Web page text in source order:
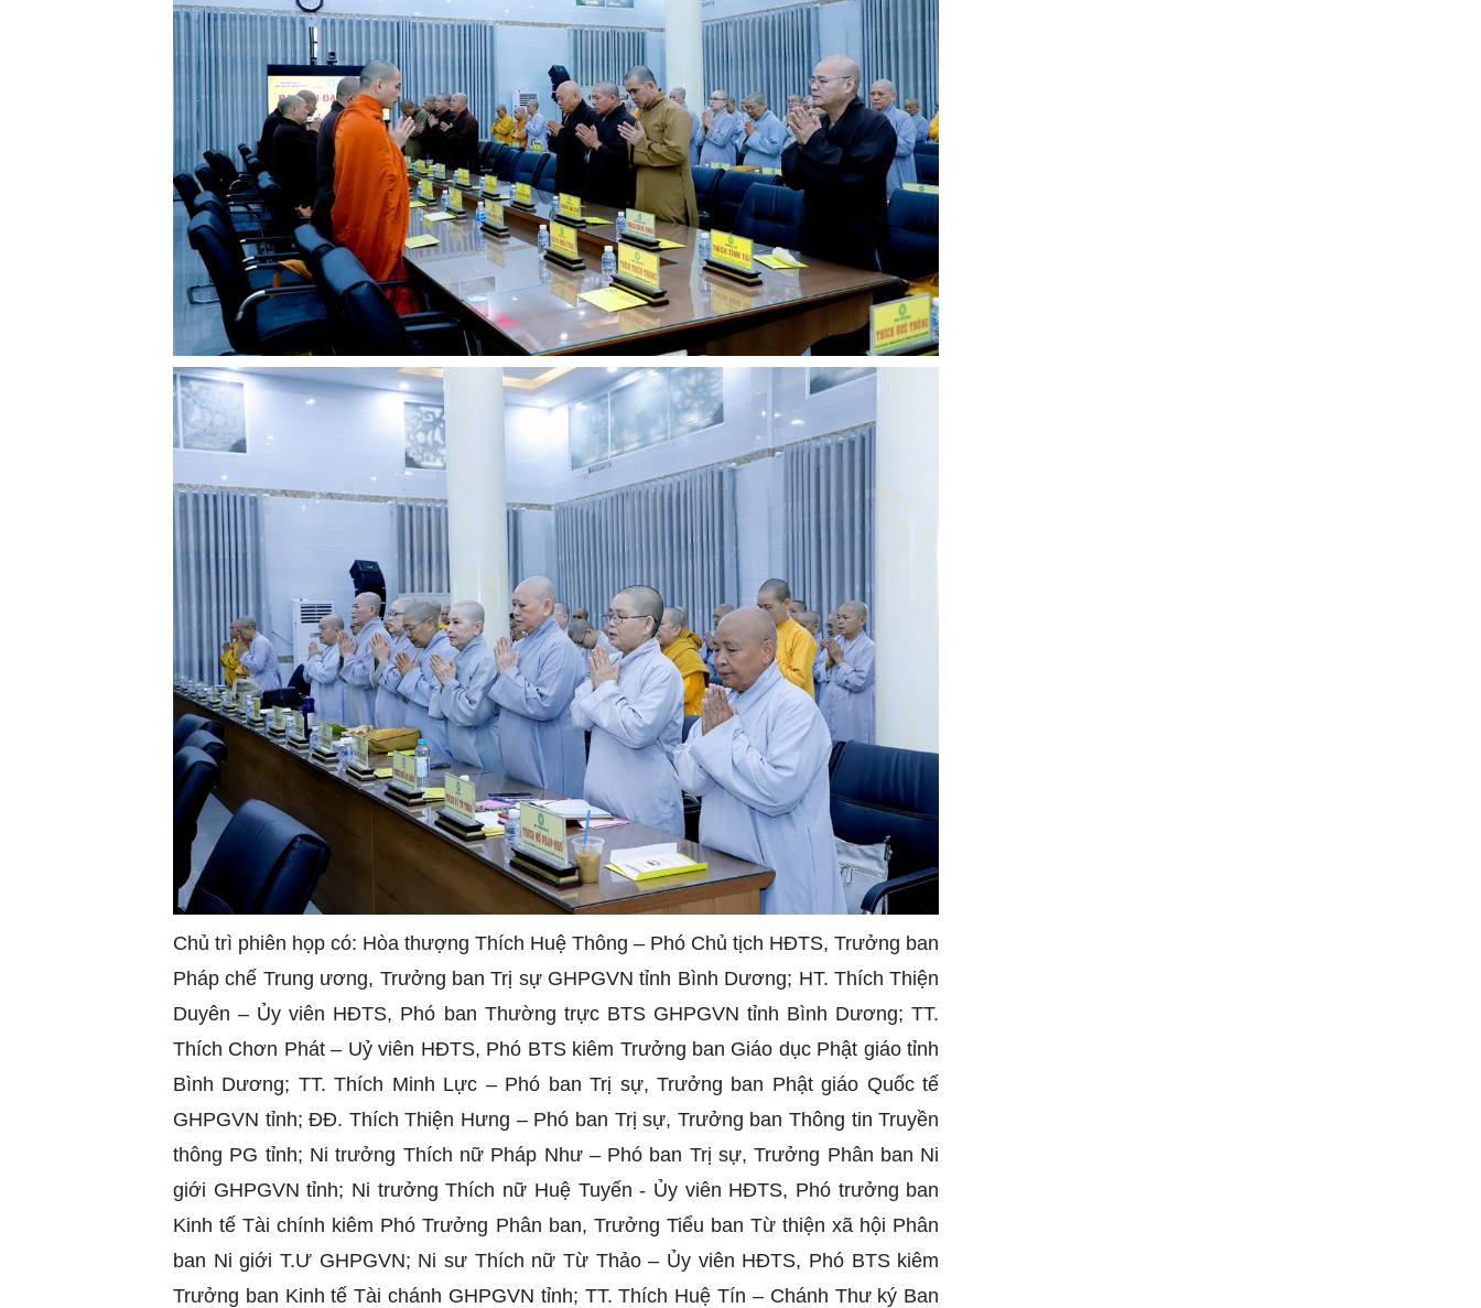
Chủ trì phiên họp có: Hòa thượng Thích Huệ Thông – Phó Chủ tịch HĐTS, Trưởng ban
Pháp chế Trung ương, Trưởng ban Trị sự GHPGVN tỉnh Bình Dương; HT. Thích Thiện
Duyên – Ủy viên HĐTS, Phó ban Thường trực BTS GHPGVN tỉnh Bình Dương; TT.
Thích Chơn Phát – Uỷ viên HĐTS, Phó BTS kiêm Trưởng ban Giáo dục Phật giáo tỉnh
Bình Dương; TT. Thích Minh Lực – Phó ban Trị sự, Trưởng ban Phật giáo Quốc tế
GHPGVN tỉnh; ĐĐ. Thích Thiện Hưng – Phó ban Trị sự, Trưởng ban Thông tin Truyền
thông PG tỉnh; Ni trưởng Thích nữ Pháp Như – Phó ban Trị sự, Trưởng Phân ban Ni
giới GHPGVN tỉnh; Ni trưởng Thích nữ Huệ Tuyến - Ủy viên HĐTS, Phó trưởng ban
Kinh tế Tài chính kiêm Phó Trưởng Phân ban, Trưởng Tiểu ban Từ thiện xã hội Phân
ban Ni giới T.Ư GHPGVN; Ni sư Thích nữ Từ Thảo – Ủy viên HĐTS, Phó BTS kiêm
Trưởng ban Kinh tế Tài chánh GHPGVN tỉnh; TT. Thích Huệ Tín – Chánh Thư ký Ban